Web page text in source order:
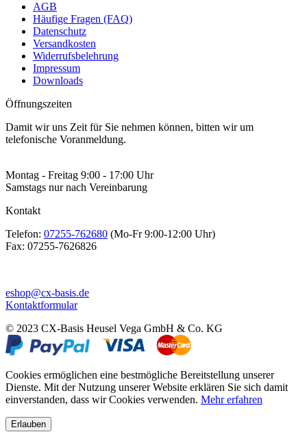
AGB
Häufige Fragen (FAQ)
Datenschutz
Versandkosten
Widerrufsbelehrung
Impressum
Downloads
Öffnungszeiten
Damit wir uns Zeit für Sie nehmen können, bitten wir um
telefonische Voranmeldung.
Montag - Freitag 9:00 - 17:00 Uhr
Samstags nur nach Vereinbarung
Kontakt
Telefon: 07255-762680 (Mo-Fr 9:00-12:00 Uhr)
Fax: 07255-7626826
eshop@cx-basis.de
Kontaktformular
© 2023 CX-Basis Heusel Vega GmbH & Co. KG
Cookies ermöglichen eine bestmögliche Bereitstellung unserer
Dienste. Mit der Nutzung unserer Website erklären Sie sich damit
einverstanden, dass wir Cookies verwenden. Mehr erfahren
Erlauben